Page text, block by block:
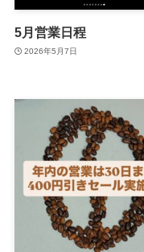
5月営業日程
2026年5月7日